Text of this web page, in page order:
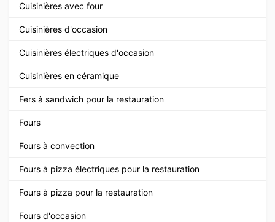
Cuisinières avec four
Cuisinières d'occasion
Cuisinières électriques d'occasion
Cuisinières en céramique
Fers à sandwich pour la restauration
Fours
Fours à convection
Fours à pizza électriques pour la restauration
Fours à pizza pour la restauration
Fours d'occasion